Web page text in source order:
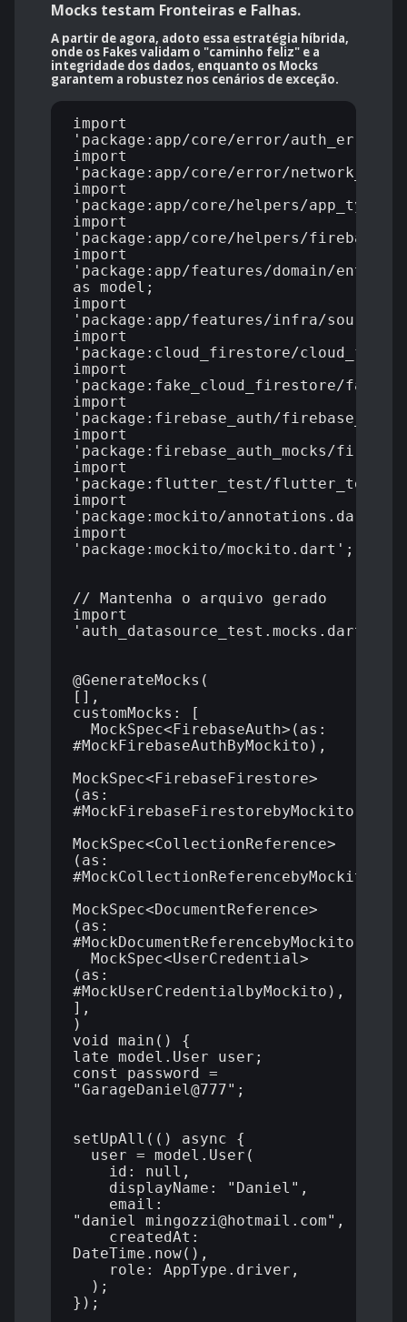
Mocks testam Fronteiras e Falhas.
A partir de agora, adoto essa estratégia híbrida,
onde os Fakes validam o "caminho feliz" e a
integridade dos dados, enquanto os Mocks
garantem a robustez nos cenários de exceção.
import
'package:app/core/error/
import
'package:app/core/error/
import
'package:app/core/helpers/
import
'package:app/core/helpers/
import
'package:app/features/domain/
as model;
import
'package:app/features/infra/
import
'package:cloud_firestore/
import
'package:fake_cloud_firestore/
import
'package:firebase_auth/
import
'package:firebase_auth_mocks/
import
'package:flutter_test/
import
'package:mockito/annotations.dart';
import
'package:mockito/mockito.dart';
// Mantenha o arquivo gerado
import
'auth_datasource_test.mocks.dart';
@GenerateMocks(
[],
customMocks: [
MockSpec<FirebaseAuth>(as:
#MockFirebaseAuthByMockito),
MockSpec<FirebaseFirestore>
(as:
#MockFirebaseFirestorebyMockito),
MockSpec<CollectionReference>
(as:
#MockCollectionReferencebyMockito),
MockSpec<DocumentReference>
(as:
#MockDocumentReferencebyMockito),
MockSpec<UserCredential>
(as:
#MockUserCredentialbyMockito),
],
)
void main() {
late model.User user;
const password =
"GarageDaniel@777";
setUpAll(() async {
user = model.User(
id: null,
displayName: "Daniel",
email:
"daniel_mingozzi@hotmail.com",
createdAt:
DateTime.now(),
role: AppType.driver,
);
});